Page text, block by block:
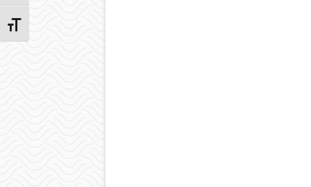
Zmień rozmiar czcionek